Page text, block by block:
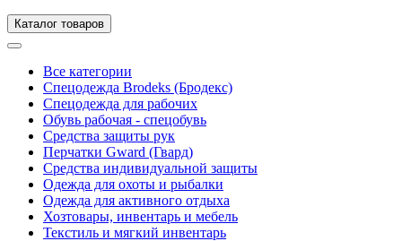
Каталог товаров
Все категории
Спецодежда Brodeks (Бродекс)
Спецодежда для рабочих
Обувь рабочая - спецобувь
Средства защиты рук
Перчатки Gward (Гвард)
Средства индивидуальной защиты
Одежда для охоты и рыбалки
Одежда для активного отдыха
Хозтовары, инвентарь и мебель
Текстиль и мягкий инвентарь